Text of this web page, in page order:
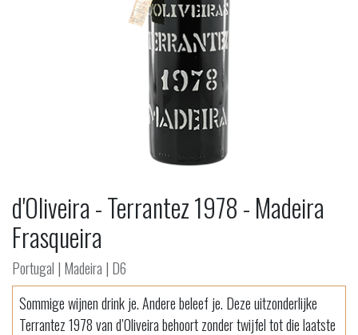
d'Oliveira - Terrantez 1978 - Madeira
Frasqueira
Portugal | Madeira | D6
Sommige wijnen drink je. Andere beleef je. Deze uitzonderlijke
Terrantez 1978 van d’Oliveira behoort zonder twijfel tot die laatste